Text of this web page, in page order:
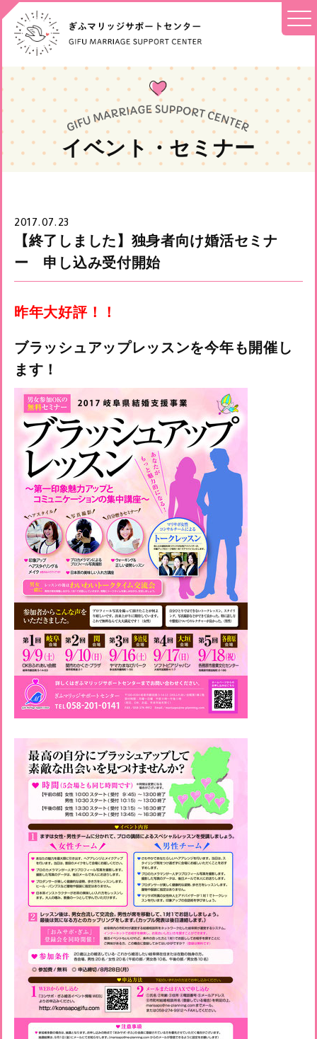
イベント・セミナー
2017.07.23
【終了しました】独身者向け婚活セミナ
ー 申し込み受付開始
昨年大好評！！
ブラッシュアップレッスンを今年も開催し
ます！